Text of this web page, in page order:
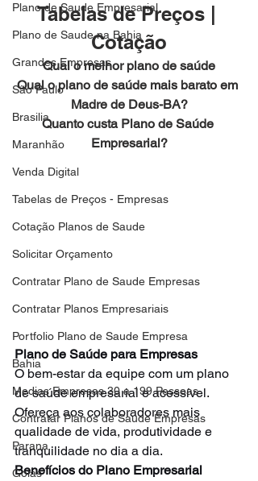
Plano de Saude Empresarial
Plano de Saude na Bahia
Grandes Empresas
São Paulo
Brasilia
Maranhão
Venda Digital
Tabelas de Preços - Empresas
Cotação Planos de Saude
Solicitar Orçamento
Contratar Plano de Saude Empresas
Contratar Planos Empresariais
Portfolio Plano de Saude Empresa
Bahia
Medias Empresas 30 a 199 Pessoas
Contratar Planos de Saude Empresas
Parana
Goias
Tabelas de Preços |
Cotação
Qual o melhor plano de saúde
Qual o plano de saúde mais barato em
Madre de Deus-BA?
Quanto custa Plano de Saúde
Empresarial?
Plano de Saúde para Empresas
O bem-estar da equipe com um plano
de saúde empresarial e acessível.
Ofereça aos colaboradores mais
qualidade de vida, produtividade e
tranquilidade no dia a dia.
Benefícios do Plano Empresarial